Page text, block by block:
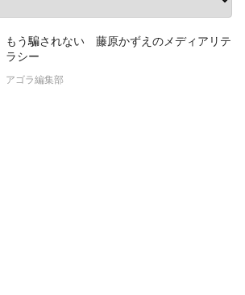
もう騙されない 藤原かずえのメディアリテ
ラシー
アゴラ編集部